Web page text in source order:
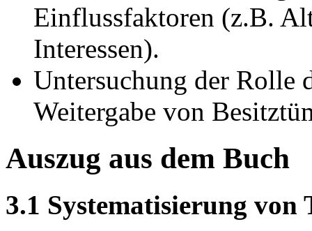
Einflussfaktoren (z.B.
Interessen).
Untersuchung der Rolle
Weitergabe von
Auszug aus dem Buch
3.1 Systematisierung von